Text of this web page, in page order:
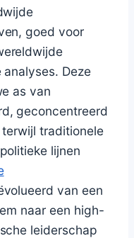
goed voor
Deze
as van
geconcentreerd
traditionele
lijnen
van een
naar een high-
leiderschap